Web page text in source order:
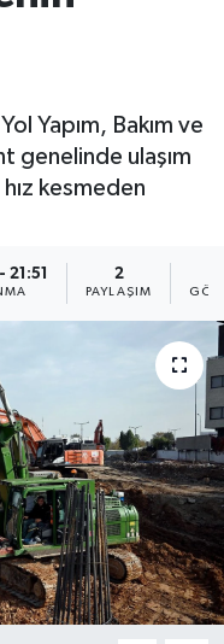
Yapım, Bakım ve
genelinde ulaşım
kesmeden
21:51 2
PAYLAŞIM